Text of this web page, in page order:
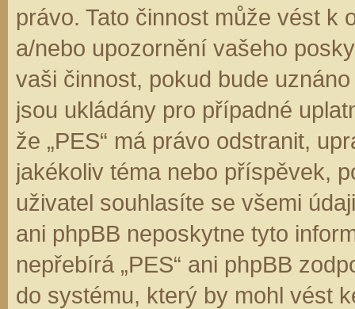
právo. Tato činnost může vést k
a/nebo upozornění vašeho
vaši činnost, pokud bude
jsou ukládány pro případné
že „PES“ má právo odstranit,
jakékoliv téma nebo příspěvek,
uživatel souhlasíte se všemi
ani phpBB neposkytne tyto
nepřebírá „PES“ ani phpBB
do systému, který by mohl vést